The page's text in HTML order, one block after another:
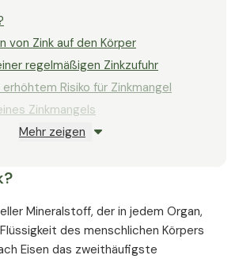
von Zink auf den Körper
regelmäßigen Zinkzufuhr
Risiko für Zinkmangel
Zinkmangels
besonders viel Zink?
Immunsystem
Mehr zeigen
Syndrom
Mineralstoff, der in jedem Organ,
des menschlichen Körpers
Eisen das zweithäufigste